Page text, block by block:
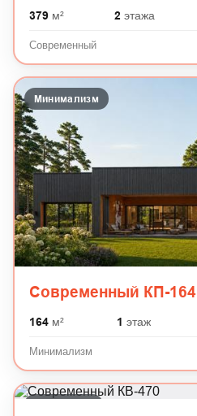
379м² 2 этажа
Современный
Минимализм
Современный КП-164
164м² 1 этаж
Минимализм